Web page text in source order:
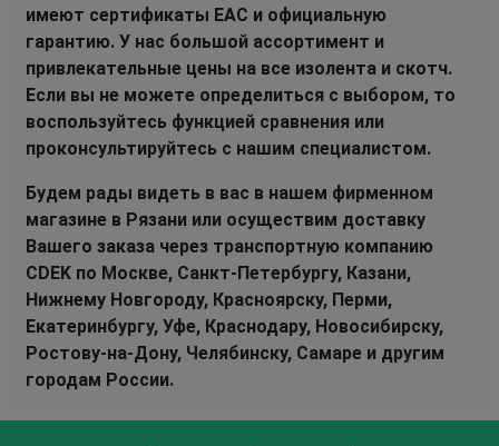
имеют сертификаты EAC и официальную
гарантию. У нас большой ассортимент и
привлекательные цены на все изолента и скотч.
Если вы не можете определиться с выбором, то
воспользуйтесь функцией сравнения или
проконсультируйтесь с нашим специалистом.
Будем рады видеть в вас в нашем фирменном
магазине в Рязани или осуществим доставку
Вашего заказа через транспортную компанию
CDEK по Москве, Санкт-Петербургу, Казани,
Нижнему Новгороду, Красноярску, Перми,
Екатеринбургу, Уфе, Краснодару, Новосибирску,
Ростову-на-Дону, Челябинску, Самаре и другим
городам России.